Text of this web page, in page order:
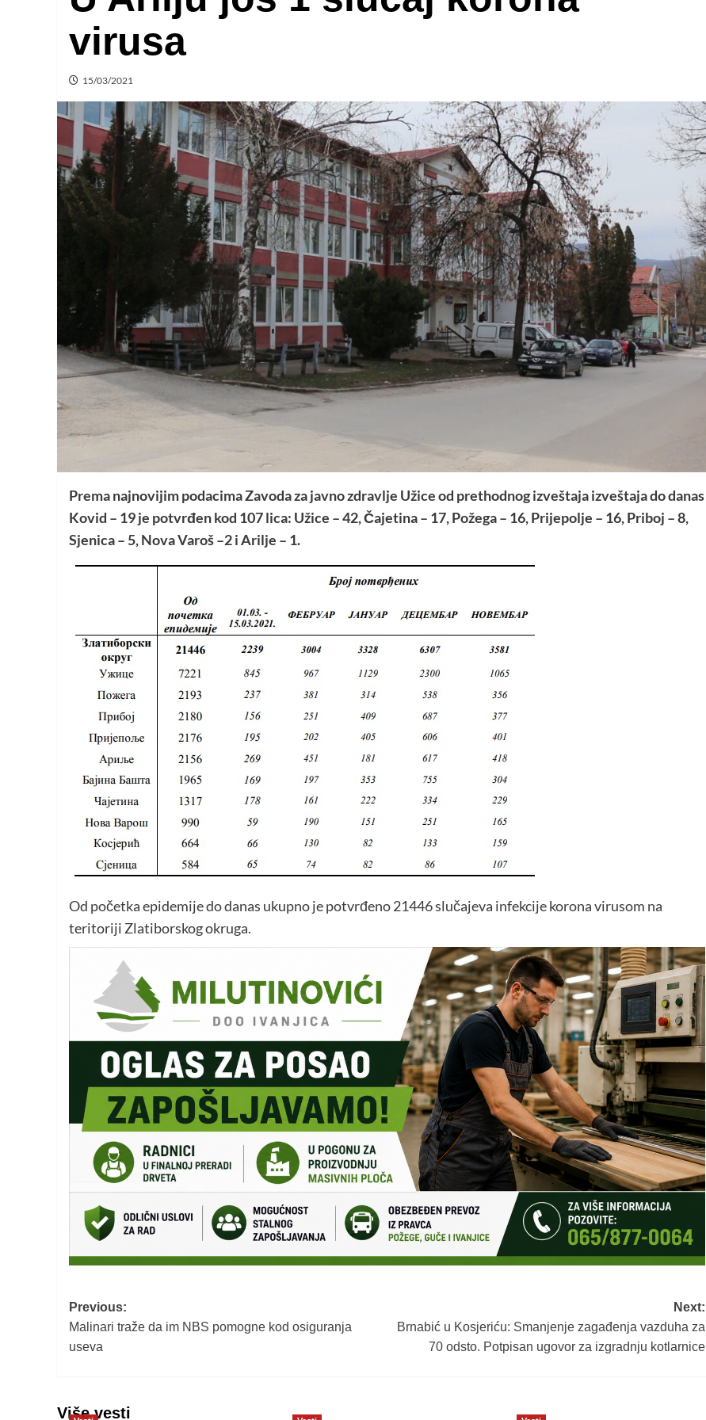
virusa
15/03/2021
Prema najnovijim podacima Zavoda za javno zdravlje Užice od prethodnog izveštaja izveštaja do danas
Kovid – 19 je potvrđen kod 107 lica: Užice – 42, Čajetina – 17, Požega – 16, Prijepolje – 16, Priboj – 8,
Sjenica – 5, Nova Varoš –2 i Arilje – 1.
Od početka epidemije do danas ukupno je potvrđeno 21446 slučajeva infekcije korona virusom na
teritoriji Zlatiborskog okruga.
Post
navigation
Previous:
Malinari traže da im NBS pomogne kod osiguranja
useva
Next:
Brnabić u Kosjeriću: Smanjenje zagađenja vazduha za
70 odsto. Potpisan ugovor za izgradnju kotlarnice
Više vesti